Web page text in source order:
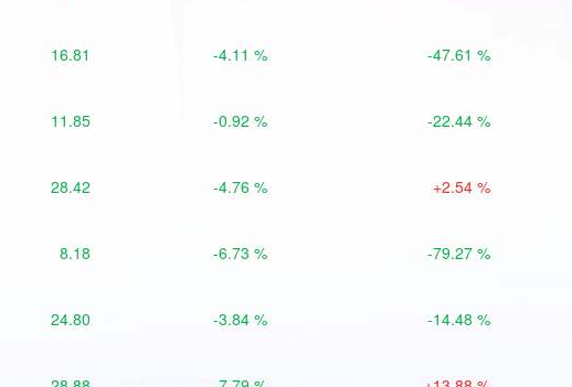
16.81 -4.11 % -47.61 %
11.85 -0.92 % -22.44 %
28.42 -4.76 % +2.54 %
8.18 -6.73 % -79.27 %
24.80 -3.84 % -14.48 %